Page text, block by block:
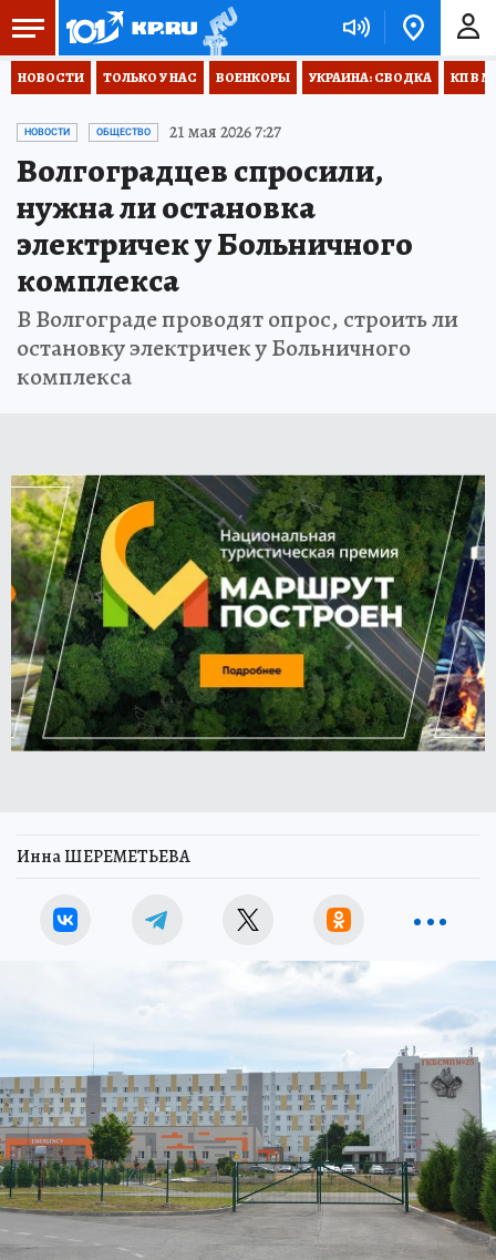
НОВОСТИ ТОЛЬКО У НАС ВОЕНКОРЫ УКРАИНА: СВОДКА КП В
НОВОСТИ ОБЩЕСТВО 21 мая 2026 7:27
Волгоградцев спросили,
нужна ли остановка
электричек у Больничного
комплекса
В Волгограде проводят опрос, строить ли
остановку электричек у Больничного
комплекса
Инна ШЕРЕМЕТЬЕВА